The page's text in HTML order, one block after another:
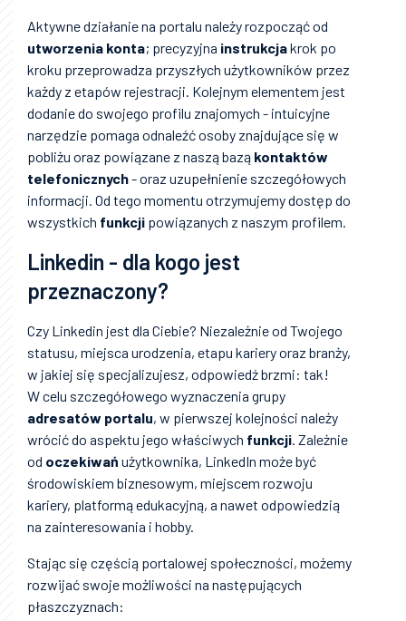
Aktywne działanie na portalu należy rozpocząć od
utworzenia konta; precyzyjna instrukcjakrok po
kroku przeprowadza przyszłych użytkowników przez
każdy z etapów rejestracji. Kolejnym elementem jest
dodanie do swojego profilu znajomych - intuicyjne
narzędzie pomaga odnaleźć osoby znajdujące się w
pobliżu oraz powiązane z naszą bazą kontaktów
telefonicznych- oraz uzupełnienie szczegółowych
informacji. Od tego momentu otrzymujemy dostęp do
wszystkich funkcji powiązanych z naszym profilem.
Linkedin - dla kogo jest
przeznaczony?
Czy Linkedin jest dla Ciebie? Niezależnie od Twojego
statusu, miejsca urodzenia, etapu kariery oraz branży,
w jakiej się specjalizujesz, odpowiedź brzmi: tak!
W celu szczegółowego wyznaczenia grupy
adresatów portalu, w pierwszej kolejności należy
wrócić do aspektu jego właściwych funkcji . Zależnie
od oczekiwań użytkownika, LinkedIn może być
środowiskiem biznesowym, miejscem rozwoju
kariery, platformą edukacyjną, a nawet odpowiedzią
na zainteresowania i hobby.
Stając się częścią portalowej społeczności, możemy
rozwijać swoje możliwości na następujących
płaszczyznach: